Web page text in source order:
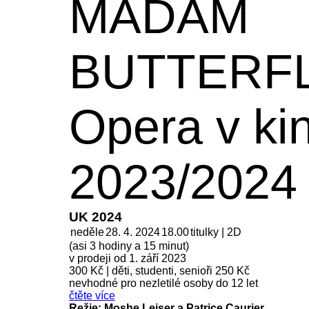
MADAM
Opera v
2023/2024
UK 2024
neděle28. 4. 202418.00titulky | 2D
(asi 3 hodiny a 15 minut)
v prodeji od 1. září 2023
300 Kč| děti, studenti, senioři 250 Kč
nevhodné pro nezletilé osoby do 12 let
čtěte více